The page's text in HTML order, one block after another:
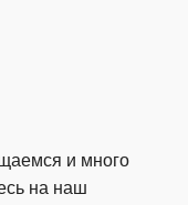
и много
на наш